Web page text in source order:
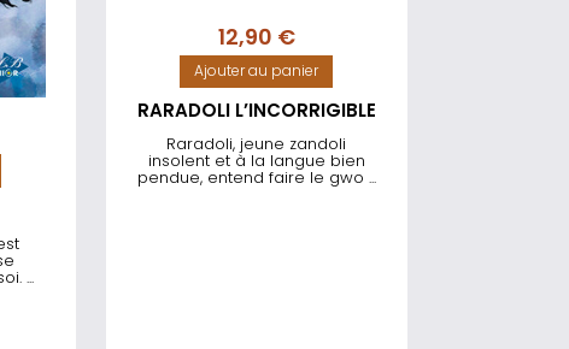
...
12,90 €
Ajouter au panier
RARADOLI L’INCORRIGIBLE
Raradoli, jeune zandoli
insolent et à la langue bien
pendue, entend faire le gwo ...